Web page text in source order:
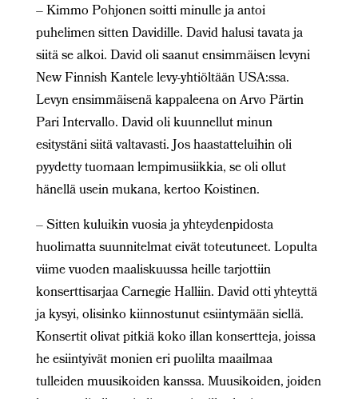
– Kimmo Pohjonen soitti minulle ja antoi
puhelimen sitten Davidille. David halusi tavata ja
siitä se alkoi. David oli saanut ensimmäisen levyni
New Finnish Kantele levy-yhtiöltään USA:ssa.
Levyn ensimmäisenä kappaleena on Arvo Pärtin
Pari Intervallo. David oli kuunnellut minun
esitystäni siitä valtavasti. Jos haastatteluihin oli
pyydetty tuomaan lempimusiikkia, se oli ollut
hänellä usein mukana, kertoo Koistinen.
– Sitten kuluikin vuosia ja yhteydenpidosta
huolimatta suunnitelmat eivät toteutuneet. Lopulta
viime vuoden maaliskuussa heille tarjottiin
konserttisarjaa Carnegie Halliin. David otti yhteyttä
ja kysyi, olisinko kiinnostunut esiintymään siellä.
Konsertit olivat pitkiä koko illan konsertteja, joissa
he esiintyivät monien eri puolilta maailmaa
tulleiden muusikoiden kanssa. Muusikoiden, joiden